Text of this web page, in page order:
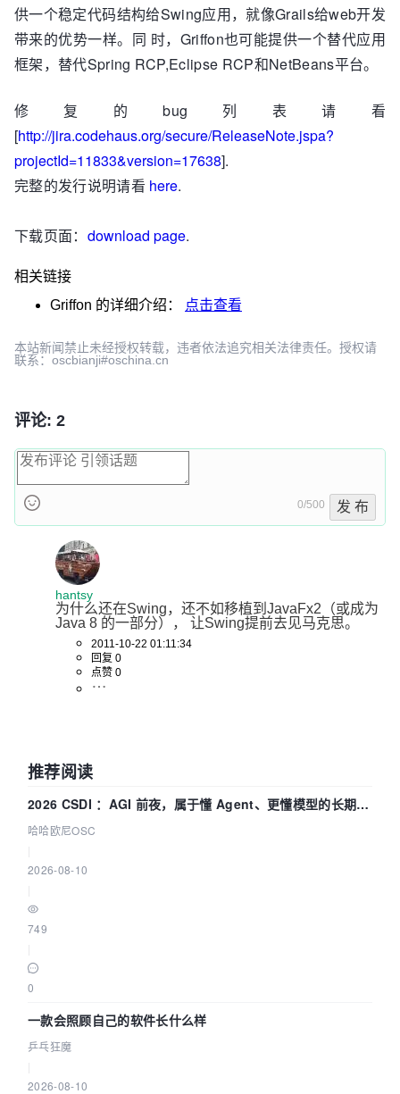
供一个稳定代码结构给Swing应用，就像Grails给web开发
带来的优势一样。同 时，Griffon也可能提供一个替代应用
框架，替代Spring RCP,Eclipse RCP和NetBeans平台。
修复的bug列表请看
[http://jira.codehaus.org/secure/ReleaseNote.jspa?
projectId=11833&version=17638].
完整的发行说明请看 here.
下载页面： download page.
相关链接
Griffon 的详细介绍： 点击查看
本站新闻禁止未经授权转载，违者依法追究相关法律责任。授权请
联系：oscbianji#oschina.cn
评论: 2
0/500 发 布
hantsy
为什么还在Swing，还不如移植到JavaFx2（或成为
Java 8 的一部分）， 让Swing提前去见马克思。
2011-10-22 01:11:34
回复 0
点赞 0
推荐阅读
2026 CSDI ：AGI 前夜，属于懂 Agent、更懂模型的长期深
耕企业
哈哈欧尼OSC
2026-08-10
749
0
一款会照顾自己的软件长什么样
乒乓狂魔
2026-08-10